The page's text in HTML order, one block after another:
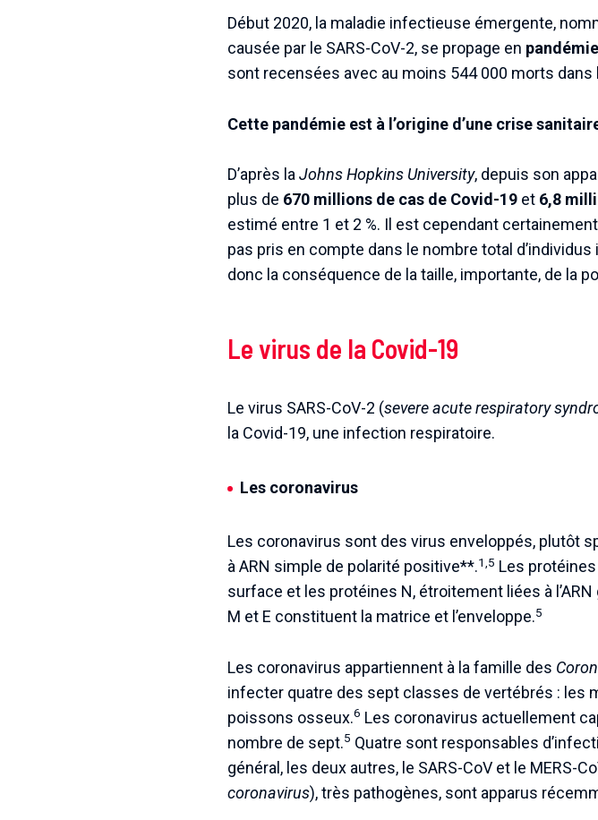
Début 2020, la maladie infectieuse émergente,
causée par le SARS-CoV-2, se propage en
sont recensées avec au moins 544 000 morts dans
Cette pandémie est à l’origine d’une crise
D’après laJohns Hopkins University, depuis son
plus de 670 millions de cas de Covid-19 et 6,8
estimé entre 1 et 2 %. Il est cependant
pas pris en compte dans le nombre total
donc la conséquence de la taille, importante, de la
Le virus de la Covid-19
Le virus SARS-CoV-2 (severe acute respiratory
la Covid-19, une infection respiratoire.
Les coronavirus
Les coronavirus sont des virus enveloppés, plutôt
à ARN simple de polarité positive**.1,5 Les protéines
surface et les protéines N, étroitement liées à
M et E constituent la matrice et l’enveloppe.5
Les coronavirus appartiennent à la famille des
infecter quatre des sept classes de vertébrés : les
poissons osseux.6 Les coronavirus actuellement
nombre de sept.5 Quatre sont responsables
général, les deux autres, le SARS-CoV et le MERS-
coronavirus), très pathogènes, sont apparus